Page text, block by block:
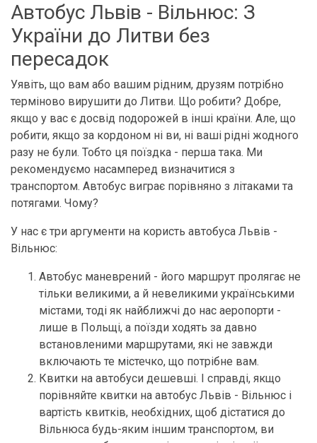
Автобус Львів - Вільнюс: З
України до Литви без
пересадок
Уявіть, що вам або вашим рідним, друзям потрібно
терміново вирушити до Литви. Що робити? Добре,
якщо у вас є досвід подорожей в інші країни. Але, що
робити, якщо за кордоном ні ви, ні ваші рідні жодного
разу не були. Тобто ця поїздка - перша така. Ми
рекомендуємо насамперед визначитися з
транспортом. Автобус виграє порівняно з літаками та
потягами. Чому?
У нас є три аргументи на користь автобуса Львів -
Вільнюс:
Автобус маневрений - його маршрут пролягає не
тільки великими, а й невеликими українськими
містами, тоді як найближчі до нас аеропорти -
лише в Польщі, а поїзди ходять за давно
встановленими маршрутами, які не завжди
включають те містечко, що потрібне вам.
Квитки на автобуси дешевші. І справді, якщо
порівняйте квитки на автобус Львів - Вільнюс і
вартість квитків, необхідних, щоб дістатися до
Вільнюса будь-яким іншим транспортом, ви